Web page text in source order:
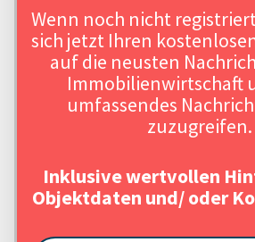
Wenn noch nicht
sich jetzt Ihren
auf die neusten
Immobilienwirtschaft
umfassendes
zuzugreifen.
Inklusive wertvollen
Objektdaten und/ oder